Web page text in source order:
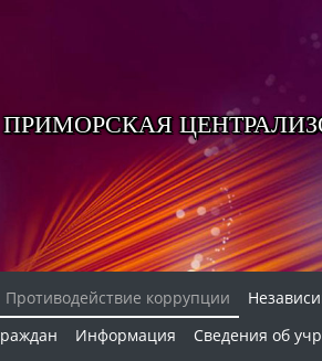
ПРИМОРСКАЯ
Противодействие коррупции
Информация Сведения об